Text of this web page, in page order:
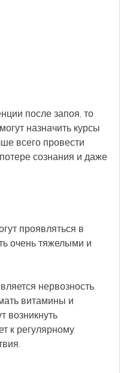
после запоя, то
назначить курсы
всего провести
сознания и даже
проявляться в
очень тяжелыми и
нервозность.
витамины и
возникнуть
к регулярному